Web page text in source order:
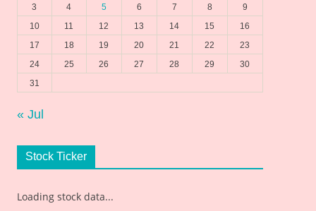
3
4 5 6 7 8
9
10
11 12 13 14 15
16
17
18 19 20 21 22
23
24
25 26 27 28 29
30
31
« Jul
Stock Ticker
Loading stock data...